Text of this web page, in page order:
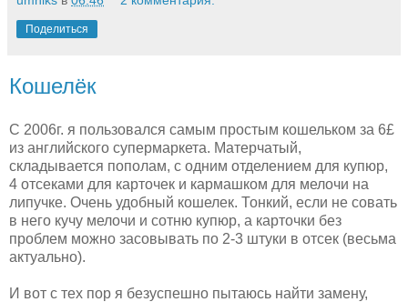
Поделиться
Кошелёк
С 2006г. я пользовался самым простым кошельком за 6£
из английского супермаркета. Матерчатый,
складывается пополам, с одним отделением для купюр,
4 отсеками для карточек и кармашком для мелочи на
липучке. Очень удобный кошелек. Тонкий, если не совать
в него кучу мелочи и сотню купюр, а карточки без
проблем можно засовывать по 2-3 штуки в отсек (весьма
актуально).
И вот с тех пор я безуспешно пытаюсь найти замену,